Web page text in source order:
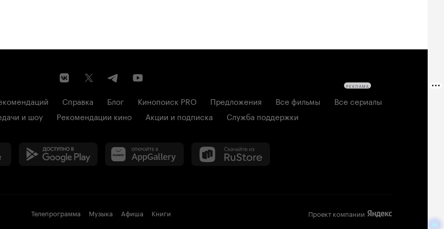
Справка Блог Кинопоиск PRO Предложения Все фильмы
Все сериалы
и шоу Рекомендации кино Акции и подписка Служба поддержки
Телепрограмма Музыка Афиша Книги Проект компании
РЕКЛАМА